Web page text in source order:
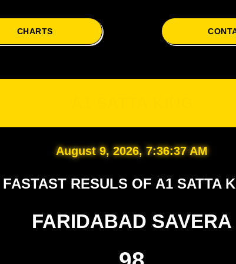
CHARTS
August 9, 2026, 7:36:38 AM
FASTAST RESULS OF A1 SATTA
FARIDABAD SAVERA